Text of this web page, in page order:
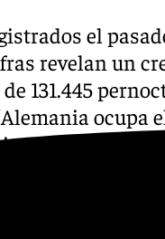
el
revelan un
131.445
ocupa
en el
el 7,7% del
de Málaga lo
ITB de Berlín